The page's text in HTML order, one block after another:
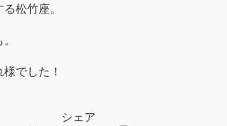
松竹座。
でした！
シェア